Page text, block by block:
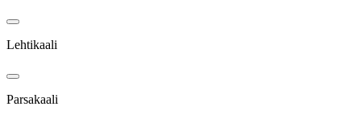
Lehtikaali
Parsakaali